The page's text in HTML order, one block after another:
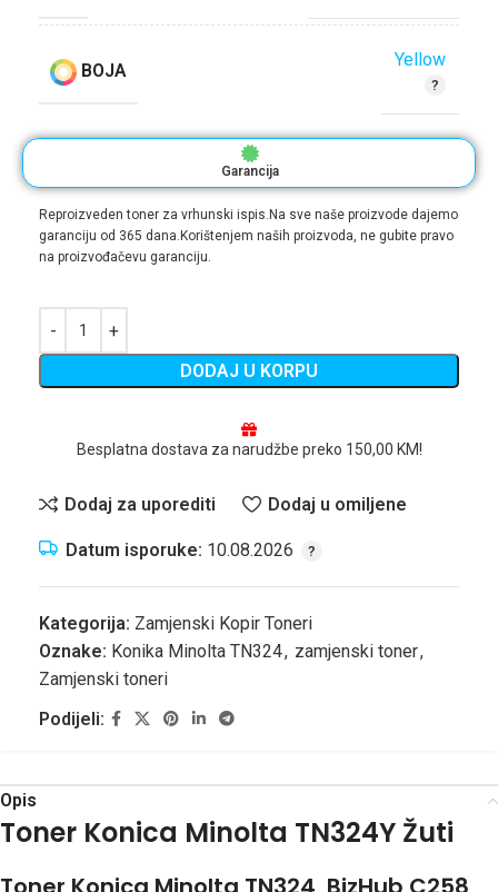
BOJA
Yellow
Garancija
Reproizveden toner za vrhunski ispis.Na sve naše proizvode dajemo
garanciju od 365 dana.Korištenjem naših proizvoda, ne gubite pravo
na proizvođačevu garanciju.
DODAJ U KORPU
Besplatna dostava za narudžbe preko 150,00 KM!
Dodaj za uporediti Dodaj u omiljene
Datum isporuke: 10.08.2026
Kategorija: Zamjenski Kopir Toneri
Oznake: Konika Minolta TN324, zamjenski toner,
Zamjenski toneri
Podijeli:
Opis
Toner Konica Minolta TN324Y Žuti